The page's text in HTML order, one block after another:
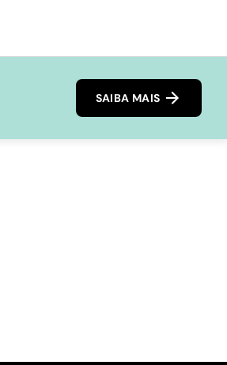
SAIBA MAIS